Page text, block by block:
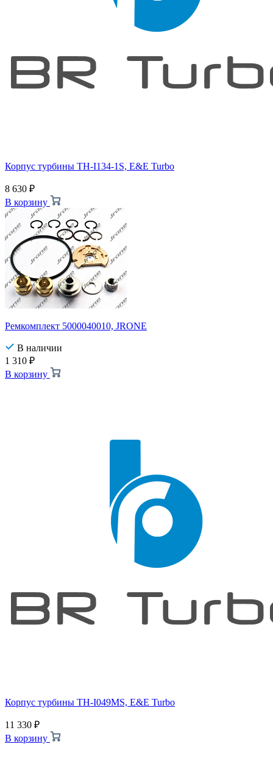
Корпус турбины TH-I134-1S, E&E Turbo
8 630 ₽
В корзину
Ремкомплект 5000040010, JRONE
В наличии
1 310 ₽
В корзину
Корпус турбины TH-I049MS, E&E Turbo
11 330 ₽
В корзину